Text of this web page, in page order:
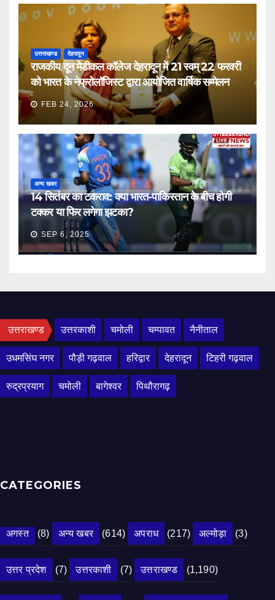
उत्तराखण्ड देहरादून
राजकीय दून मेडीकल कॉलेज देहरादून में 21 स्वम् 22 फरवरी
को भारत के नेफ्रोलॉजिस्ट द्वारा आयोजित वार्षिक सम्मेलन
FEB 24, 2026
अन्य खबर
14 सितंबर का टकराव: क्या भारत-पाकिस्तान के बीच होगी
टक्कर या फिर लगेगा झटका?
SEP 6, 2025
उत्तराखण्ड उत्तरकाशी चमोली चम्पावत नैनीताल
उधमसिंघ नगर पौड़ी गढ़वाल हरिद्वार देहरादून टिहरी गढ़वाल
रुद्रप्रयाग चमोली बागेश्वर पिथौरागढ़
CATEGORIES
अगस्त (8) अन्य खबर (614) अपराध (217) अल्मोड़ा (3)
उत्तर प्रदेश (7) उत्तरकाशी (7) उत्तराखण्ड (1,190)